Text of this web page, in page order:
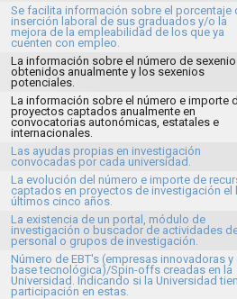
Se facilita información sobre el porcentaje
inserción laboral de sus graduados y/o la
mejora de la empleabilidad de los que ya
cuenten con empleo.
La información sobre el número de
obtenidos anualmente y los sexenios
potenciales.
La información sobre el número e importe
proyectos captados anualmente en
convocatorias autonómicas, estatales e
internacionales.
Las ayudas propias en investigación
convocadas por cada universidad.
La evolución del número e importe de
captados en proyectos de investigación el
últimos cinco años.
La existencia de un portal, módulo de
investigación o buscador de actividades
personal o grupos de investigación.
Número de EBT's (empresas innovadoras y
base tecnológica)/Spin-offs creadas en la
Universidad. Indicando si la Universidad
participación en estas.